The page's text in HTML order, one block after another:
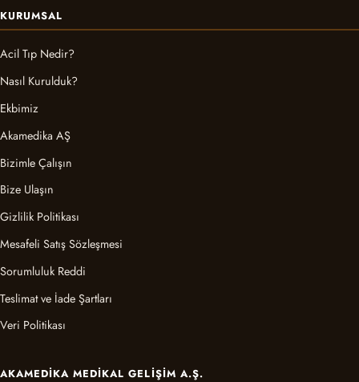
KURUMSAL
Acil Tıp Nedir?
Nasıl Kurulduk?
Ekbimiz
Akamedika AŞ
Bizimle Çalışın
Bize Ulaşın
Gizlilik Politikası
Mesafeli Satış Sözleşmesi
Sorumluluk Reddi
Teslimat ve İade Şartları
Veri Politikası
AKAMEDIKA MEDIKAL GELIŞIM A.Ş.